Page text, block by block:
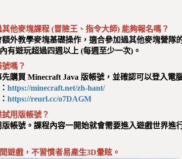
他麥塊課程 (冒險王、指令大師) 能夠報名嗎？
外教學麥塊基礎操作，適合參加過其他麥塊營
有遊玩超過四週以上 (每週至少一次)。
嗎？
購買 Minecraft Java 版帳號，並確認可以登入電
：https://minecraft.net/zh-hant/
：https://reurl.cc/o7DAGM
用版帳號？
帳號。課程內容一開始就會需要進入遊戲世界進
遊戲，不習慣者易產生3D暈眩。